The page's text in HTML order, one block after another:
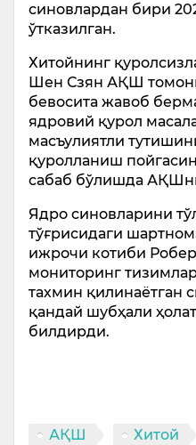
синовлардан бири
ўтказилган.
Хитойнинг
Шен Сзян АҚШ
бевосита жавоб
ядровий қурол
масъулиятли
қуролланиш
сабаб бўлишда
Ядро синовларини
тўғрисидаги
ижрочи котиби
мониторинг
тахмин қилинаётган
қандай шубҳали
билдирди.
АҚШ
Хитой